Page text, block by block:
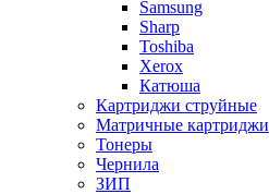
Samsung
Sharp
Toshiba
Xerox
Катюша
Картриджи струйные
Матричные картриджи
Тонеры
Чернила
ЗИП